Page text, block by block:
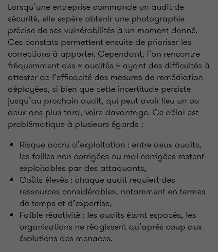
Lorsqu’une entreprise commande un audit de
sécurité, elle espère obtenir une photographie
précise de ses vulnérabilités à un moment donné.
Ces constats permettent ensuite de prioriser les
corrections à apporter. Cependant, l’on rencontre
fréquemment des « audités » ayant des difficultés à
attester de l’efficacité des mesures de remédiation
déployées, si bien que cette incertitude persiste
jusqu’au prochain audit, qui peut avoir lieu un ou
deux ans plus tard, voire davantage. Ce délai est
problématique à plusieurs égards :
Risque accru d’exploitation : entre deux audits,
les failles non corrigées ou mal corrigées restent
exploitables par des attaquants,
Coûts élevés : chaque audit requiert des
ressources considérables, notamment en termes
de temps et d’expertise,
Faible réactivité : les audits étant espacés, les
organisations ne réagissent qu’après coup aux
évolutions des menaces.